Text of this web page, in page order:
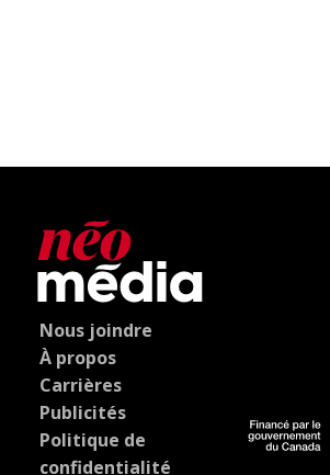
Nous joindre
À propos
Carrières
Publicités
Politique de
confidentialité